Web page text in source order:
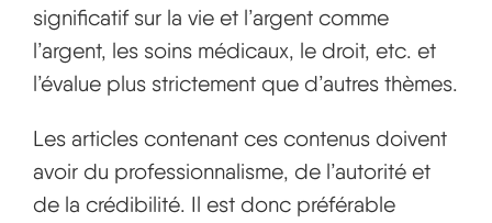
significatif sur la vie et l’argent comme
l’argent, les soins médicaux, le droit, etc. et
l’évalue plus strictement que d’autres thèmes.
Les articles contenant ces contenus doivent
avoir du professionnalisme, de l’autorité et
de la crédibilité. Il est donc préférable